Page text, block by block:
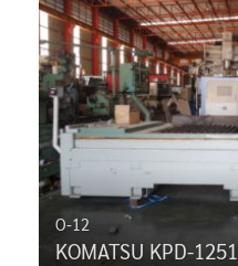
O-12
KOMATSU KPD-1251